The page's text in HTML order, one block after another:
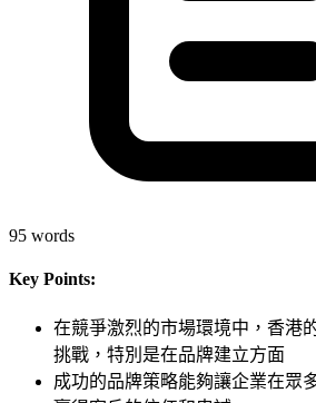
95 words
Key Points:
在競爭激烈的市場環境中，香港
挑戰，特別是在品牌建立方面
成功的品牌策略能夠讓企業在眾